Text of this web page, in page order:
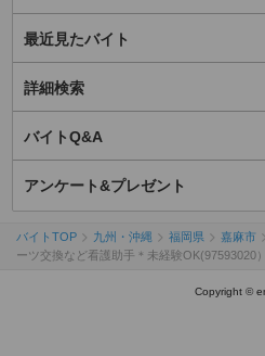
最近見たバイト
詳細検索
バイトQ&A
アンケート&プレゼント
バイトTOP 九州・沖縄 福岡県 嘉麻市
ーツ交換など看護助手＊未経験OK(97593020）
Copyright ©